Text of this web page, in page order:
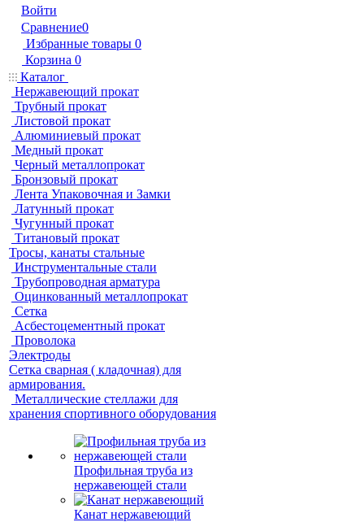
Войти
Сравнение0
Избранные товары 0
Корзина 0
Каталог
Нержавеющий прокат
Трубный прокат
Листовой прокат
Алюминиевый прокат
Медный прокат
Черный металлопрокат
Бронзовый прокат
Лента Упаковочная и Замки
Латунный прокат
Чугунный прокат
Титановый прокат
Тросы, канаты стальные
Инструментальные стали
Трубопроводная арматура
Оцинкованный металлопрокат
Сетка
Асбестоцементный прокат
Проволока
Электроды
Сетка сварная ( кладочная) для
армирования.
Металлические стеллажи для
хранения спортивного оборудования
Профильная труба из
нержавеющей стали
Канат нержавеющий